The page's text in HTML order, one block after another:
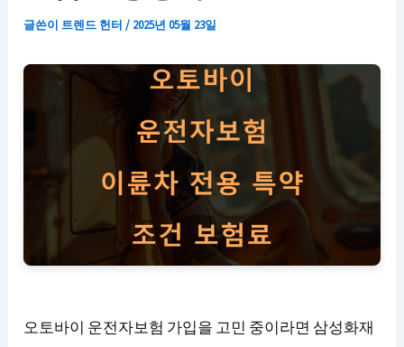
글쓴이 트렌드 헌터/ 2025년 05월 23일
오토바이 운전자보험 가입을 고민 중이라면 삼성화재